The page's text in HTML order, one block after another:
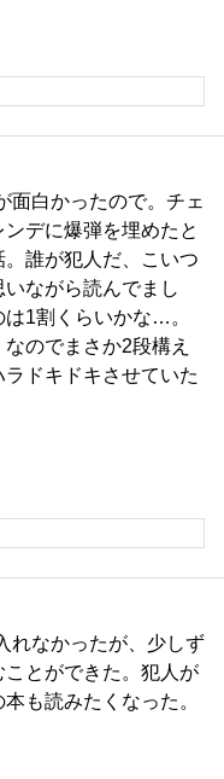
面白かったので。チェ
デに爆弾を埋めたと
誰が犯人だ、こいつ
ながら読んでまし
1割くらいかな…。
のでまさか2段構え
ドキドキさせていた
れなかったが、少しず
とができた。犯人が
も読みたくなった。